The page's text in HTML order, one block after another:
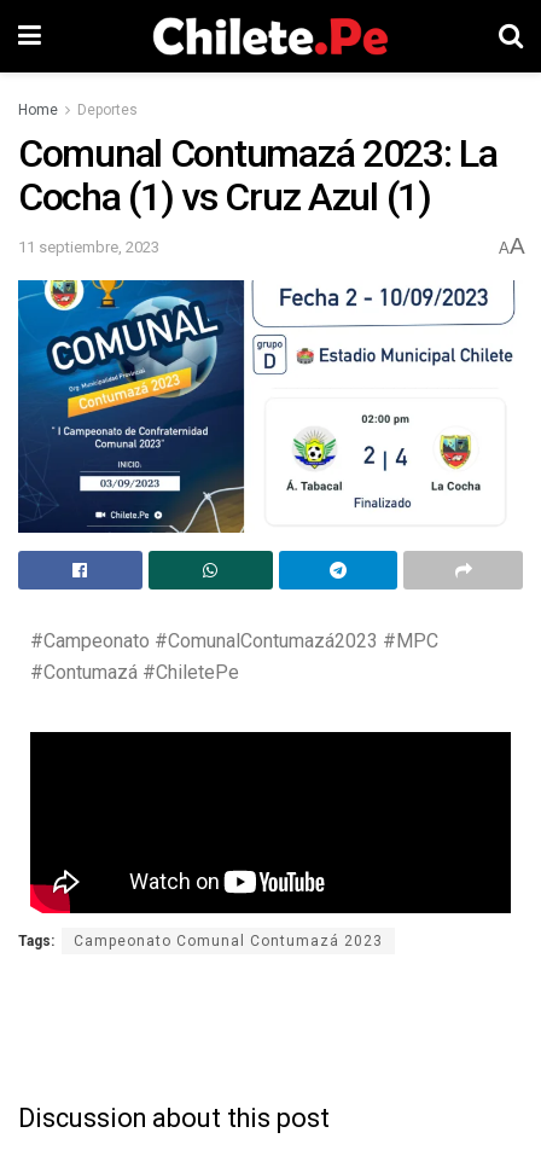
Home Deportes
Comunal Contumazá 2023: La
Cocha (1) vs Cruz Azul (1)
11 septiembre, 2023 AA
#Campeonato #ComunalContumazá2023 #MPC
#Contumazá #ChiletePe
Tags: Campeonato Comunal Contumazá 2023
Discussion about this post